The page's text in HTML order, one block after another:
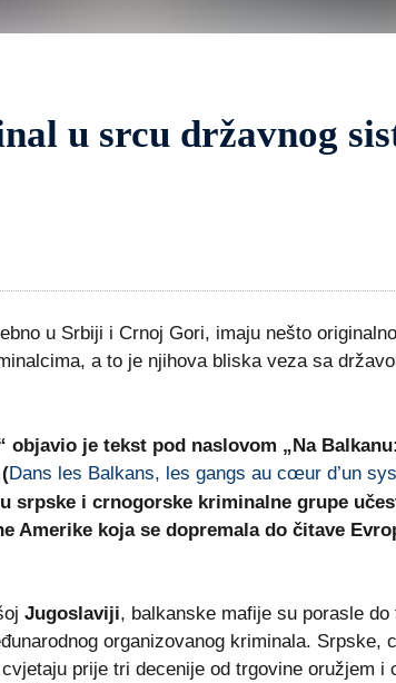
u srcu državnog
u Srbiji i Crnoj Gori, imaju nešto
a to je njihova bliska veza sa
objavio je tekst pod naslovom „Na
Dans les Balkans, les gangs au cœur d’un
srpske i crnogorske kriminalne grupe
Amerike koja se dopremala do čitave
Jugoslaviji, balkanske mafije su porasle do
organizovanog kriminala. Srpske,
prije tri decenije od trgovine oružjem i